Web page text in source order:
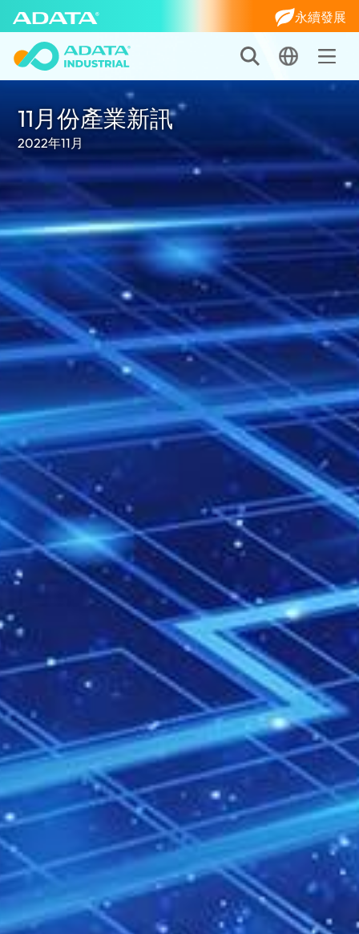
永續發展
11月份產業新訊
2022年11月